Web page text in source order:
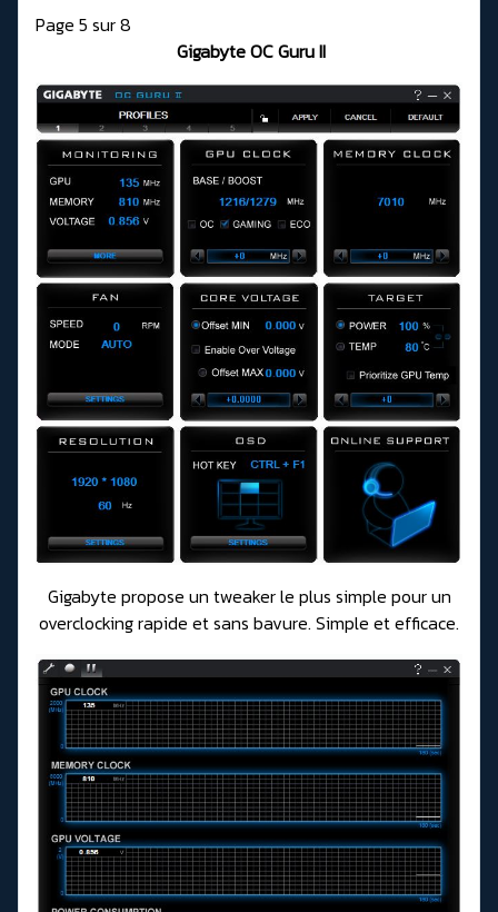
Page 5 sur 8
Gigabyte OC Guru II
Gigabyte propose un tweaker le plus simple pour un
overclocking rapide et sans bavure. Simple et efficace.